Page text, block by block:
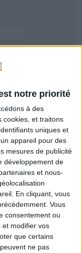
notre priorité
à des
cookies, et traitons
uniques et
appareil pour des
mesures de publicité
développement de
et nous-
En cliquant, vous
Vous
consentement ou
et modifier vos
que certains
ne pas
les articles